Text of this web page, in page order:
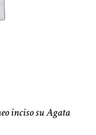
inciso su Agata